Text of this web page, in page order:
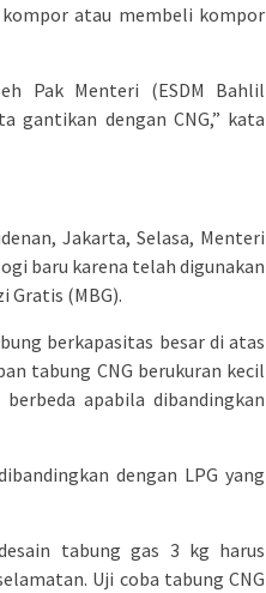
atau membeli kompor
Pak Menteri (ESDM Bahlil
gantikan dengan CNG,” kata
Jakarta, Selasa, Menteri
baru karena telah digunakan
Gratis (MBG).
berkapasitas besar di atas
tabung CNG berukuran kecil
apabila dibandingkan
dengan LPG yang
tabung gas 3 kg harus
Uji coba tabung CNG